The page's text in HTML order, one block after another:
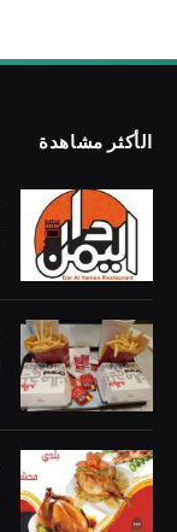
الأكثر مشاهدة